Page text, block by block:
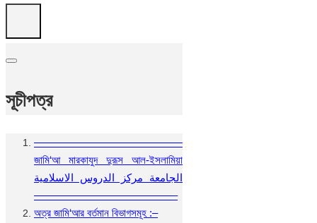
সূচীপত্র
——————————————
জামি‘আ মারকাযুদ দুরূস আল-ইসলামিয়া
الجامعة مركز الدروس الاسلامية
—————————————–
অত্র জামি‘আর বর্তমান বিভাগসমূহ :–